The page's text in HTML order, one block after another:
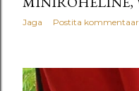
Jaga Postita kommentaar